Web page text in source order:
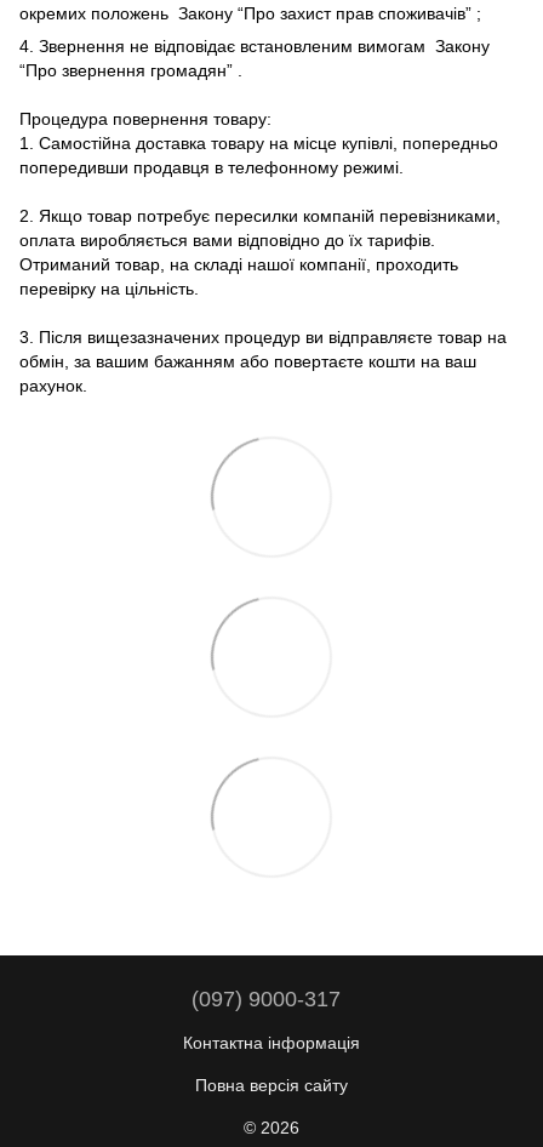
окремих положень Закону “Про захист прав споживачів” ;
4. Звернення не відповідає встановленим вимогам Закону
“Про звернення громадян”
Процедура повернення товару:
1. Самостійна доставка товару на місце купівлі, попередньо
попередивши продавця в телефонному режимі.
2. Якщо товар потребує пересилки компаній перевізниками,
оплата виробляється вами відповідно до їх тарифів.
Отриманий товар, на складі нашої компанії, проходить
перевірку на цільність.
3. Після вищезазначених процедур ви відправляєте товар на
обмін, за вашим бажанням або повертаєте кошти на ваш
рахунок.
(097) 9000-317
Контактна інформація
Повна версія сайту
© 2026